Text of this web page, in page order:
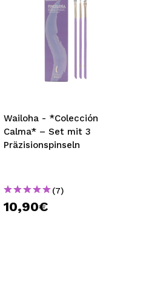
Wailoha - *Colección
Calma* – Set mit 3
Präzisionspinseln
(7)
10,90€